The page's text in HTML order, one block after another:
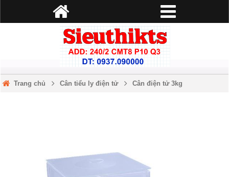
Trang chủ Cân tiểu ly điện tử Cân điện tử 3kg